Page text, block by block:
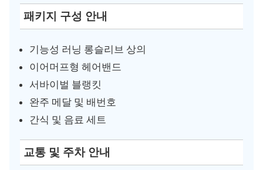
패키지 구성 안내
기능성 러닝 롱슬리브 상의
이어머프형 헤어밴드
서바이벌 블랭킷
완주 메달 및 배번호
간식 및 음료 세트
교통 및 주차 안내